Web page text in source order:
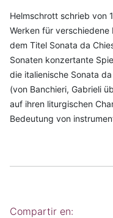
Helmschrott schrieb von
Werken für
dem Titel Sonata da
Sonaten konzertante
die italienische Sonata
(von Banchieri, Gabrieli
auf ihren liturgischen
Bedeutung von
Compartir en: